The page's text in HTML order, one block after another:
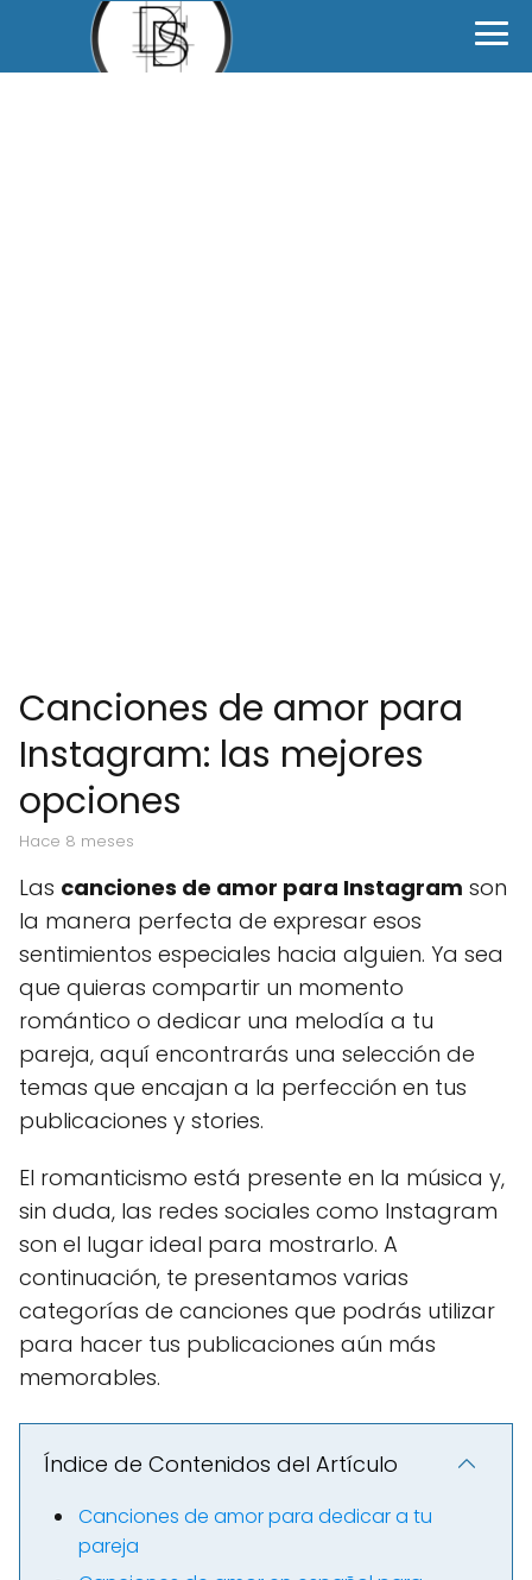
Canciones de amor para
Instagram: las mejores
opciones
hace 8 meses
Las canciones de amor para Instagram son
la manera perfecta de expresar esos
sentimientos especiales hacia alguien. Ya sea
que quieras compartir un momento
romántico o dedicar una melodía a tu
pareja, aquí encontrarás una selección de
temas que encajan a la perfección en tus
publicaciones y stories.
El romanticismo está presente en la música y,
sin duda, las redes sociales como Instagram
son el lugar ideal para mostrarlo. A
continuación, te presentamos varias
categorías de canciones que podrás utilizar
para hacer tus publicaciones aún más
memorables.
Índice de Contenidos del Artículo
Canciones de amor para dedicar a tu
pareja